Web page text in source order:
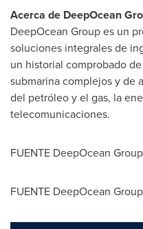
Acerca de DeepOcean
DeepOcean Group es un
soluciones integrales de
un historial comprobado
submarina complejos y de
del petróleo y el gas, la
telecomunicaciones.
FUENTE DeepOcean
FUENTE DeepOcean